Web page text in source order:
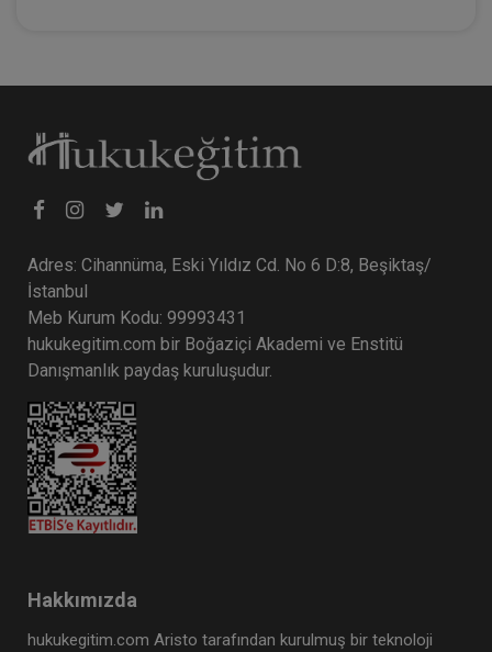
Adres: Cihannüma, Eski Yıldız Cd. No 6 D:8, Beşiktaş/
İstanbul
Meb Kurum Kodu: 99993431
hukukegitim.com bir Boğaziçi Akademi ve Enstitü
Danışmanlık paydaş kuruluşudur.
Hakkımızda
hukukegitim.com Aristo tarafından kurulmuş bir teknoloji